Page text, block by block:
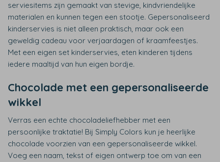
serviesitems zijn gemaakt van stevige, kindvriendelijke
materialen en kunnen tegen een stootje. Gepersonaliseerd
kinderservies is niet alleen praktisch, maar ook een
geweldig cadeau voor verjaardagen of kraamfeestjes.
Met een eigen set kinderservies, eten kinderen tijdens
iedere maaltijd van hun eigen bordje.
Chocolade met een gepersonaliseerde
wikkel
Verras een echte chocoladeliefhebber met een
persoonlijke traktatie! Bij Simply Colors kun je heerlijke
chocolade voorzien van een gepersonaliseerde wikkel.
Voeg een naam, tekst of eigen ontwerp toe om van een